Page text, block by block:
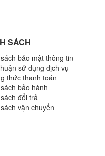
SÁCH
bảo mật thông tin
sử dụng dịch vụ
thức thanh toán
bảo hành
đổi trả
vận chuyển